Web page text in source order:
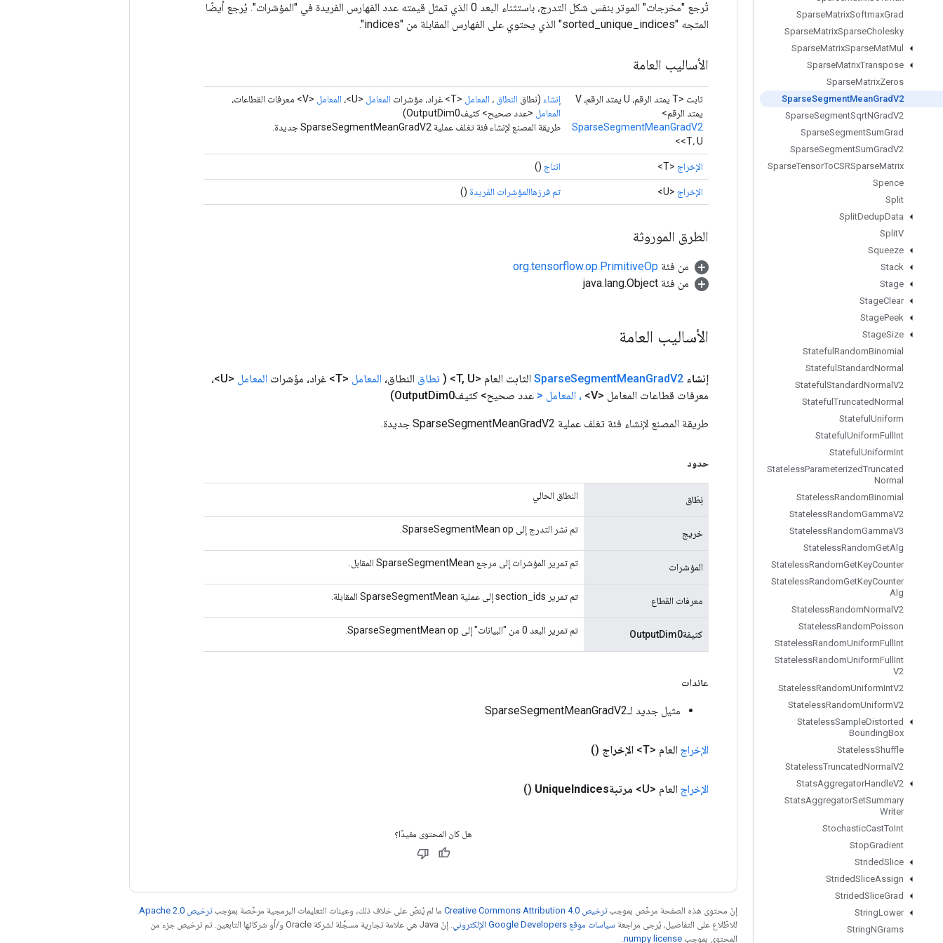
SparseMatrixSoftmaxGrad
SparseMatrixSparseCholesky
SparseMatrixSparseMatMul
SparseMatrixTranspose
SparseMatrixZeros
SparseSegmentMeanGradV2
SparseSegmentSqrtNGradV2
SparseSegmentSumGrad
SparseSegmentSumGradV2
SparseTensorToCSRSparseMatrix
Spence
Split
SplitDedupData
SplitV
Squeeze
Stack
Stage
StageClear
StagePeek
StageSize
Stateful RandomBinomial
Stateful StandardNormal
Stateful StandardNormal V2
Stateful TruncatedNormal
Stateful Uniform
Stateful UniformFull Int
Stateful UniformInt
StatelessParameterizedTruncated
Normal
StatelessRandomBinomial
StatelessRandomGammaV2
StatelessRandomGammaV3
StatelessRandomGetAlg
StatelessRandomGetKeyCounter
StatelessRandomGetKeyCounter
Alg
StatelessRandomNormal V2
StatelessRandomPoisson
StatelessRandomUniformFull Int
StatelessRandomUniformFull Int
V2
StatelessRandomUniformIntV2
StatelessRandomUniformV2
StatelessSampleDistorted
BoundingBox
StatelessShuffle
StatelessTruncatedNormal V2
StatsAggregatorHandleV2
StatsAggregatorSetSummary
Writer
StochasticCastToInt
StopGradient
StridedSlice
StridedSliceAssign
StridedSliceGrad
StringLower
StringNGrams
تُرجع "مخرجات" الموتر بنفس شكل التدرج، باستثناء البعد 0 الذي تمثل قيمته عدد الفهارس الفريدة في "المؤشرات". يُرجع أيضًا
المتجه "sorted_unique_indices" الذي يحتوي على الفهارس المقابلة من "indices".
الأساليب العامة
ثابت <T يمتد الرقم، U يمتد الرقم، V
يمتد الرقم>
SparseSegmentMeanGradV2
<T، U>
إنشاء (نطاق النطاق ، المعامل <T> غراد، مؤشرات المعامل <U>، المعامل <V> معرفات القطاعات،
المعامل <عدد صحيح> كثيفOutputDim0)
طريقة المصنع لإنشاء فئة تغلف عملية SparseSegmentMeanGradV2 جديدة.
الإخراج <T> انتاج ()
الإخراج <U> تم فرزهاالمؤشرات الفريدة ()
الطرق الموروثة
من فئة org.tensorflow.op.PrimitiveOp
من فئة java.lang.Object
الأساليب العامة
إنشاء SparseSegmentMeanGradV2 الثابت العام <T , U>
( نطاق النطاق، المعامل <T> غراد، مؤشرات المعامل
<U>،
معرفات قطاعات المعامل <V>
، المعامل < عدد صحيح> كثيفOutputDim0)
طريقة المصنع لإنشاء فئة تغلف عملية SparseSegmentMeanGradV2 جديدة.
حدود
نِطَاق النطاق الحالي
خريج تم نشر التدرج إلى SparseSegmentMean op.
المؤشرات تم تمرير المؤشرات إلى مرجع SparseSegmentMean المقابل.
معرفات القطاع تم تمرير section_ids إلى عملية SparseSegmentMean المقابلة.
كثيفةOutputDim0 تم تمرير البعد 0 من "البيانات" إلى SparseSegmentMean op.
عائدات
مثيل جديد لـSparseSegmentMeanGradV2
الإخراج العام <T> الإخراج ()
الإخراج العام <U> مرتبةUniqueIndices
()
هل كان المحتوى مفيدًا؟
إنّ محتوى هذه الصفحة مرخّص بموجبترخيص Creative Commons Attribution 4.0‏ ما لم يُنصّ على خلاف ذلك، وعينات التعليمات البرمجية مرخّصة بموجبترخيص Apache 2.0‏
للاطّلاع على التفاصيل، يُرجى مراجعة سياسات موقع Google Developers الإلكتروني
. إنّ Java هي علامة تجارية مسجَّلة لشركة Oracle و/أو شركائها التابعين. تم ترخيص جزء من
المحتوى بموجب numpy license